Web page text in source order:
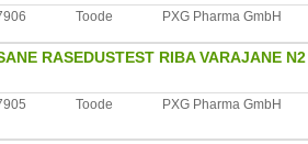
Toode PXG Pharma GmbH
RASEDUSTEST RIBA VARAJANE N2
Toode PXG Pharma GmbH